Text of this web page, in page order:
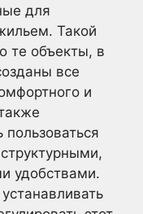
для
Такой
те объекты, в
все
и
удобствами.